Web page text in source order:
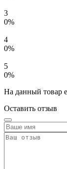
3
0%
4
0%
5
0%
На данный товар
Оставить отзыв